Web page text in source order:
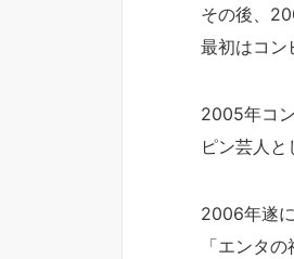
その後、
最初はコン
2005年コ
ピン芸人と
2006年遂
「エンタ